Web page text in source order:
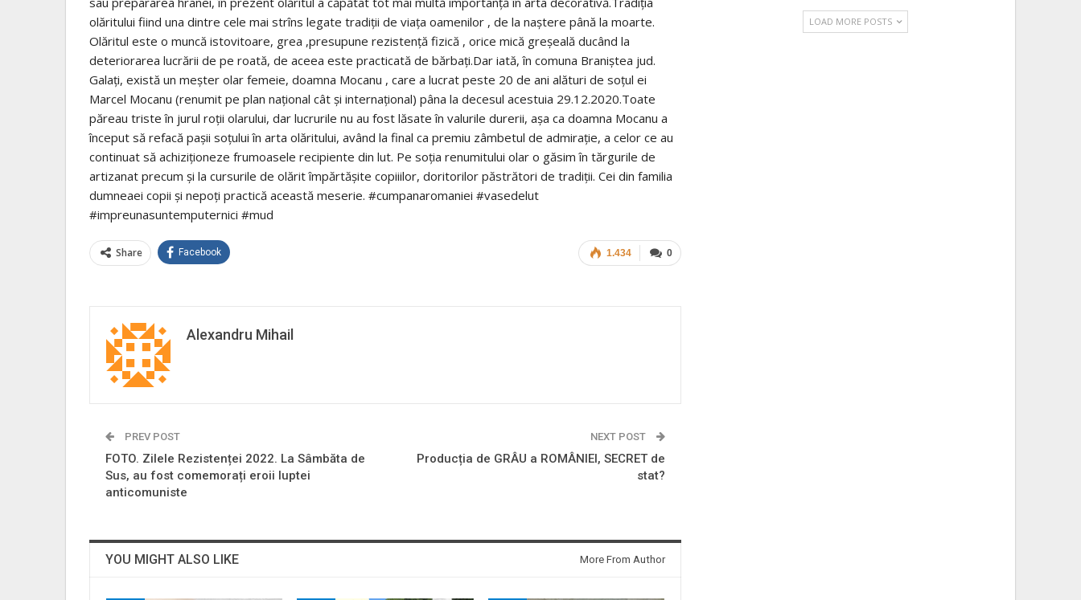
olăritului fiind una dintre cele mai strîns legate tradiţii de viaţa oamenilor , de la naştere până la moarte.
Olăritul este o muncă istovitoare, grea ,presupune rezistenţă fizică , orice mică greşeală ducând la
deteriorarea lucrării de pe roată, de aceea este practicată de bărbaţi.Dar iată, în comuna Braniştea jud.
Galaţi, există un meşter olar femeie, doamna Mocanu , care a lucrat peste 20 de ani alături de soţul ei
Marcel Mocanu (renumit pe plan naţional cât şi internaţional) pâna la decesul acestuia 29.12.2020.Toate
păreau triste în jurul roţii olarului, dar lucrurile nu au fost lăsate în valurile durerii, aşa ca doamna Mocanu a
început să refacă paşii soţului în arta olăritului, având la final ca premiu zâmbetul de admiraţie, a celor ce au
continuat să achiziţioneze frumoasele recipiente din lut. Pe soţia renumitului olar o găsim în tărgurile de
artizanat precum şi la cursurile de olărit împărtăşite copiiilor, doritorilor păstrători de tradiţii. Cei din familia
dumneaei copii şi nepoţi practică această meserie. #cumpanaromaniei #vasedelut
#impreunasuntemputernici #mud
0
1.434
Share Facebook
Alexandru Mihail
PREV POST
FOTO. Zilele Rezistenței 2022. La Sâmbăta de
Sus, au fost comemorați eroii luptei
anticomuniste
NEXT POST
Producția de GRÂU a ROMÂNIEI, SECRET de
stat?
YOU MIGHT ALSO LIKE More From Author
LOAD MORE POSTS